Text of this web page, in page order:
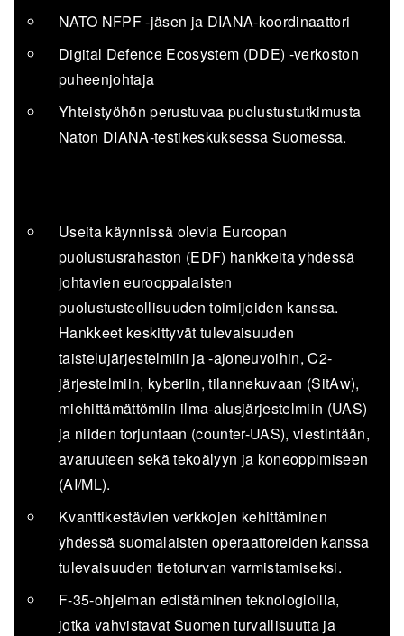
NATO NFPF -jäsen ja DIANA-koordinaattori
Digital Defence Ecosystem (DDE) -verkoston
puheenjohtaja
Yhteistyöhön perustuvaa puolustustutkimusta
Naton DIANA-testikeskuksessa Suomessa.
Useita käynnissä olevia Euroopan
puolustusrahaston (EDF) hankkeita yhdessä
johtavien eurooppalaisten
puolustusteollisuuden toimijoiden kanssa.
Hankkeet keskittyvät tulevaisuuden
taistelujärjestelmiin ja -ajoneuvoihin, C2-
järjestelmiin, kyberiin, tilannekuvaan (SitAw),
miehittämättömiin ilma-alusjärjestelmiin (UAS)
ja niiden torjuntaan (counter-UAS), viestintään,
avaruuteen sekä tekoälyyn ja koneoppimiseen
(AI/ML).
Kvanttikestävien verkkojen kehittäminen
yhdessä suomalaisten operaattoreiden kanssa
tulevaisuuden tietoturvan varmistamiseksi.
F-35-ohjelman edistäminen teknologioilla,
jotka vahvistavat Suomen turvallisuutta ja